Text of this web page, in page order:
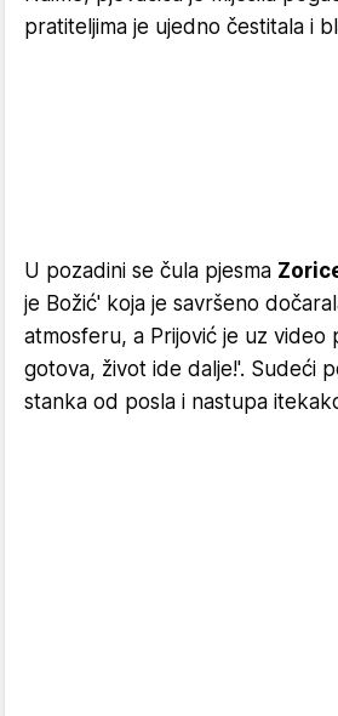
pratiteljima je ujedno čestitala i
U pozadini se čula pjesma
je Božić' koja je savršeno
atmosferu, a Prijović je uz video
gotova, život ide dalje!'. Sudeći
stanka od posla i nastupa